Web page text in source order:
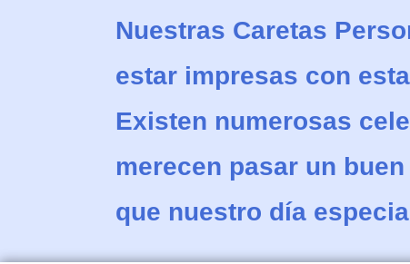
Nuestras Caretas
estar impresas con
Existen numerosas
merecen pasar un
que nuestro día